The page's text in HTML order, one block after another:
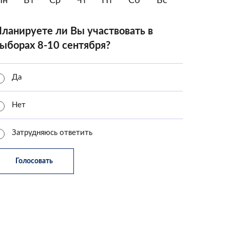
ли Вы участвовать в
8-10 сентября?
Да
Нет
Затрудняюсь ответить